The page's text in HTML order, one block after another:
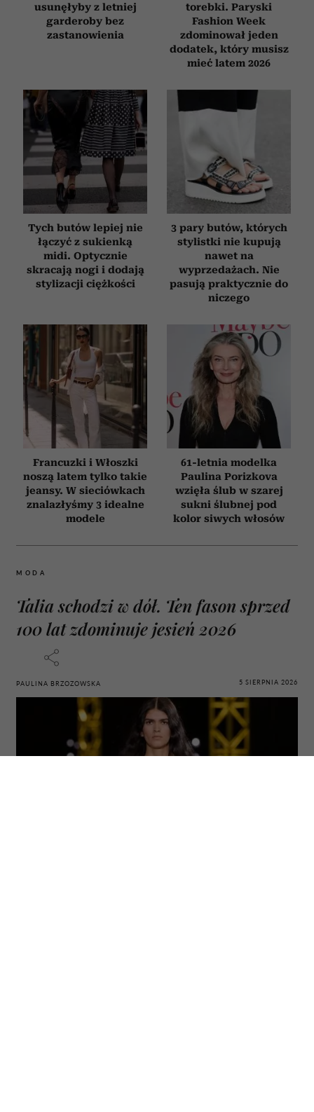
usunęłyby z letniej
garderoby bez
zastanowienia
torebki. Paryski
Fashion Week
zdominował jeden
dodatek, który musisz
mieć latem 2026
Tych butów lepiej nie
łączyć z sukienką
midi. Optycznie
skracają nogi i dodają
stylizacji ciężkości
3 pary butów, których
stylistki nie kupują
nawet na
wyprzedażach. Nie
pasują praktycznie do
niczego
Francuzki i Włoszki
noszą latem tylko takie
jeansy. W sieciówkach
znalazłyśmy 3 idealne
modele
61-letnia modelka
Paulina Porizkova
wzięła ślub w szarej
sukni ślubnej pod
kolor siwych włosów
MODA
Talia schodzi w dół. Ten fason sprzed
100 lat zdominuje jesień 2026
PAULINA BRZOZOWSKA 5 SIERPNIA 2026